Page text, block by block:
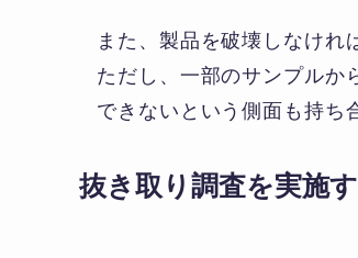
また、製品を破壊しなけれ
ただし、一部のサンプルか
できないという側面も持ち
抜き取り調査を実施